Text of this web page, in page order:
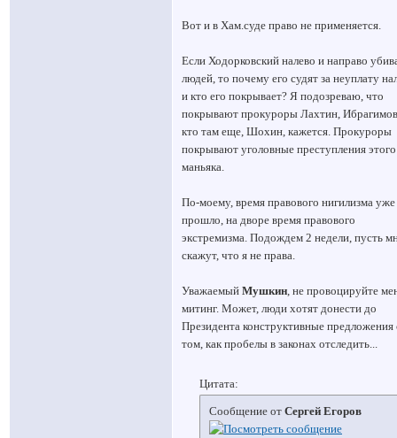
Вот и в Хам.суде право не применяется.
Если Ходорковский налево и направо
людей, то почему его судят за неуплату
и кто его покрывает? Я подозреваю, что
покрывают прокуроры Лахтин,
кто там еще, Шохин, кажется. Прокуроры
покрывают уголовные преступления этого
маньяка.
По-моему, время правового нигилизма уже
прошло, на дворе время правового
экстремизма. Подождем 2 недели, пусть
скажут, что я не права.
Уважаемый Мушкин , не провоцируйте
митинг. Может, люди хотят донести до
Президента конструктивные предложения
том, как пробелы в законах отследить...
Цитата:
Сообщение от Сергей Егоров